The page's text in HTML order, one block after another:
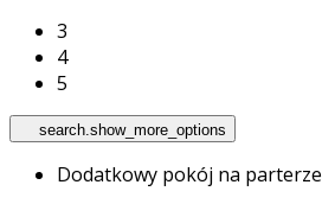
3
4
5
search.show_more_options
Dodatkowy pokój na parterze